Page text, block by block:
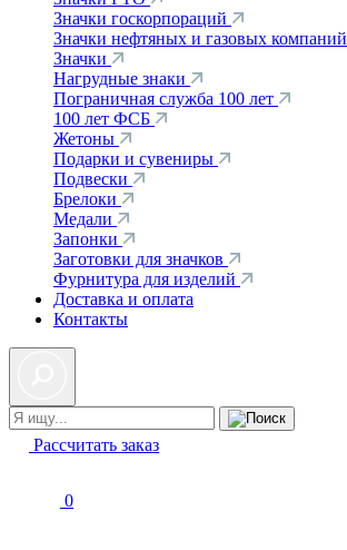
Значки госкорпораций
Значки нефтяных и газовых компаний
Значки
Нагрудные знаки
Пограничная служба 100 лет
100 лет ФСБ
Жетоны
Подарки и сувениры
Подвески
Брелоки
Медали
Запонки
Заготовки для значков
Фурнитура для изделий
Доставка и оплата
Контакты
Рассчитать заказ
0